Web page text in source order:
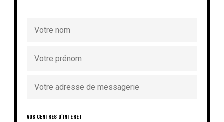
VOS CENTRES D'INTÉRÊT